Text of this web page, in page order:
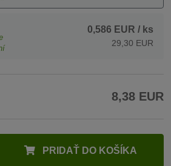
0,586 EUR / ks
29,30 EUR
8,38 EUR
PRIDAŤ DO KOŠÍKA